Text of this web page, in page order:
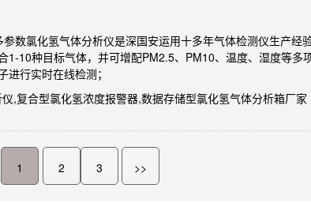
数氯化氢气体分析仪是深国安运用十多年气体检测仪生产经
1-10种目标气体，并可增配PM2.5、PM10、温度、湿度等多
行实时在线检测；
,复合型氯化氢浓度报警器,数据存储型氯化氢气体分析箱厂家
1 2 3 >>